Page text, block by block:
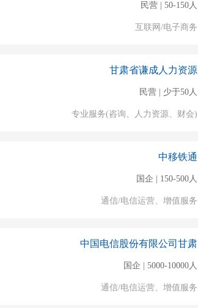
民营 | 50-150人
互联网/电子商务
甘肃省谦成人力资源
民营 | 少于50人
专业服务(咨询、人力资源、财会)
中移铁通
国企 | 150-500人
通信/电信运营、增值服务
中国电信股份有限公司甘肃
国企 | 5000-10000人
通信/电信运营、增值服务